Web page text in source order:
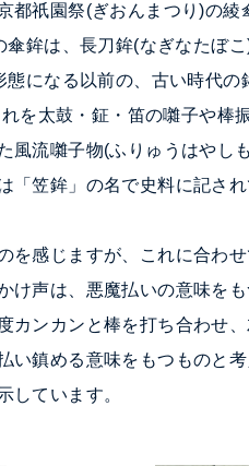
祇園祭(ぎおんまつり)の綾
鉾は、長刀鉾(なぎなたぼ
になる以前の、古い時代の
を太鼓・鉦・笛の囃子や棒
流囃子物(ふりゅうはやし
笠鉾」の名で史料に記され
感じますが、これに合わせ
け声は、悪魔払いの意味を
ンカンと棒を打ち合わせ
い鎮める意味をもつものと
しています。